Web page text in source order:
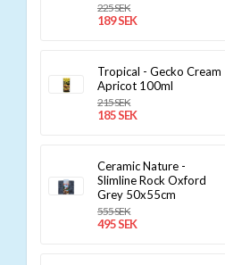
225 SEK
189 SEK
Tropical - Gecko Cream
Apricot 100ml
215 SEK
185 SEK
Ceramic Nature -
Slimline Rock Oxford
Grey 50x55cm
555 SEK
495 SEK